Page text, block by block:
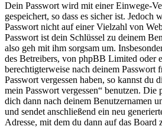
Dein Passwort wird mit einer Einwege-
gespeichert, so dass es sicher ist. Jedoch
Passwort nicht auf einer Vielzahl von
Passwort ist dein Schlüssel zu deinem
also geh mit ihm sorgsam um.
des Betreibers, von phpBB Limited oder
berechtigterweise nach deinem Passwort
Passwort vergessen haben, so kannst du
mein Passwort vergessen“ benutzen.
dich dann nach deinem Benutzernamen
und sendet anschließend ein neu
Adresse, mit dem du dann auf das Board